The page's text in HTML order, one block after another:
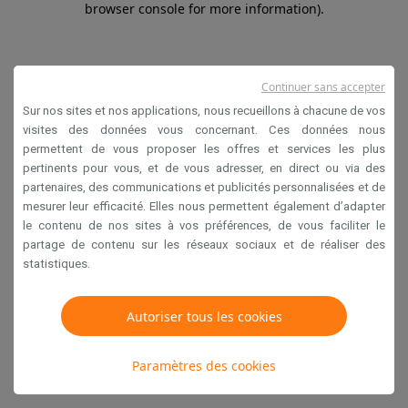
browser console for more information).
Sur nos sites et nos applications, nous recueillons à chacune de vos
visites des données vous concernant. Ces données nous
permettent de vous proposer les offres et services les plus
pertinents pour vous, et de vous adresser, en direct ou via des
partenaires, des communications et publicités personnalisées et de
mesurer leur efficacité. Elles nous permettent également d’adapter
le contenu de nos sites à vos préférences, de vous faciliter le
partage de contenu sur les réseaux sociaux et de réaliser des
statistiques.
Autoriser tous les cookies
Paramètres des cookies
Continuer sans accepter